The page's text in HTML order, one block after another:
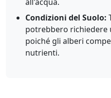
Condizioni del Suolo:
potrebbero richiedere
poiché gli alberi
nutrienti.